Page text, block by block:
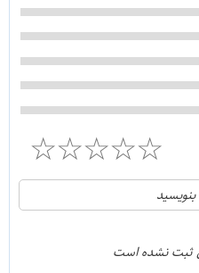
☆
☆
☆
☆
☆
0
0
بنویسید
ثبت نشده است